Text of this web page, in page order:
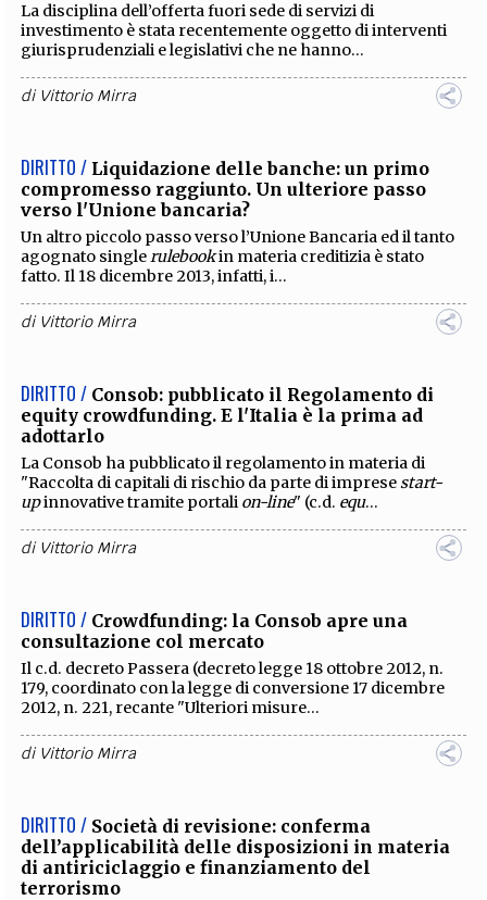
La disciplina dell’offerta fuori sede di servizi di
investimento è stata recentemente oggetto di interventi
giurisprudenziali e legislativi che ne hanno...
di Vittorio Mirra
DIRITTO / Liquidazione delle banche: un primo
compromesso raggiunto. Un ulteriore passo
verso l'Unione bancaria?
Un altro piccolo passo verso l’Unione Bancaria ed il tanto
agognato singlerulebookin materia creditizia è stato
fatto. Il 18 dicembre 2013, infatti, i...
di Vittorio Mirra
DIRITTO / Consob: pubblicato il Regolamento di
equity crowdfunding. E l'Italia è la prima ad
adottarlo
La Consob ha pubblicato il regolamento in materia di
"Raccolta di capitali di rischio da parte di impresestart-
upinnovative tramite portali on-line" (c.d. equ...
di Vittorio Mirra
DIRITTO / Crowdfunding: la Consob apre una
consultazione col mercato
Il c.d. decreto Passera (decreto legge 18 ottobre 2012, n.
179, coordinato con la legge di conversione 17 dicembre
2012, n. 221, recante "Ulteriori misure...
di Vittorio Mirra
DIRITTO / Società di revisione: conferma
dell’applicabilità delle disposizioni in materia
di antiriciclaggio e finanziamento del
terrorismo